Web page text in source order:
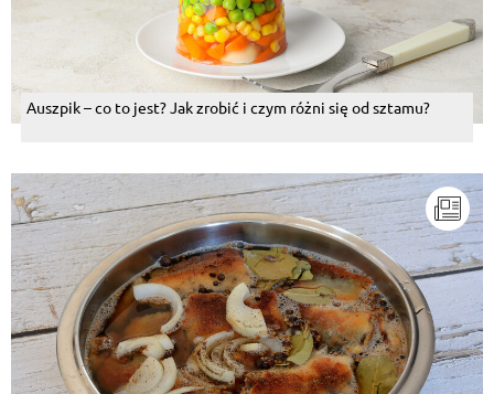
Auszpik – co to jest? Jak zrobić i czym różni się od sztamu?